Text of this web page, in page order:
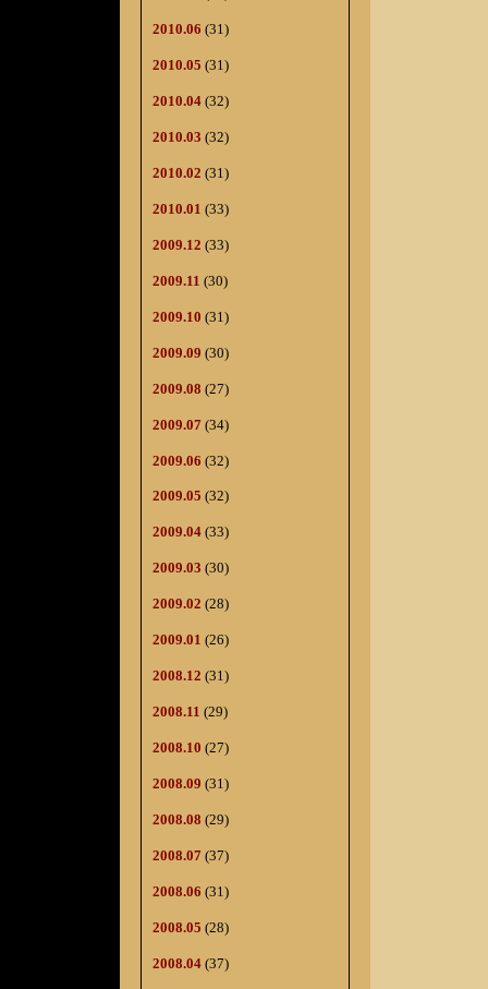
2010.06 (31)
2010.05 (31)
2010.04 (32)
2010.03 (32)
2010.02 (31)
2010.01 (33)
2009.12 (33)
2009.11 (30)
2009.10 (31)
2009.09 (30)
2009.08 (27)
2009.07 (34)
2009.06 (32)
2009.05 (32)
2009.04 (33)
2009.03 (30)
2009.02 (28)
2009.01 (26)
2008.12 (31)
2008.11 (29)
2008.10 (27)
2008.09 (31)
2008.08 (29)
2008.07 (37)
2008.06 (31)
2008.05 (28)
2008.04 (37)